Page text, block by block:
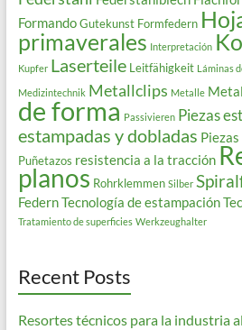
Formando Gutekunst Formfedern
primaverales Interpretación
Kupfer Laserteile Leitfähigkeit Láminas
Medizintechnik Metallclips Metalle
de forma Passivieren Piezas
estampadas y dobladas
Puñetazos resistencia a la tracción
planos Rohrklemmen Silber
FedernTecnología de estampación
Tratamiento de superficies Werkzeughalter
Recent Posts
Resortes técnicos para la industria